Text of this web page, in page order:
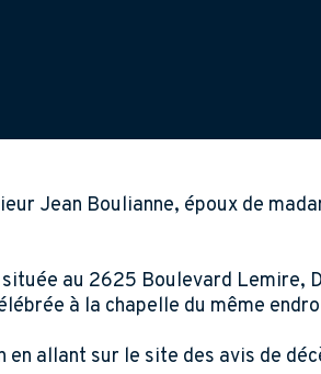
Jean Boulianne, époux de
au 2625 Boulevard Lemire,
à la chapelle du même
allant sur le site des avis de